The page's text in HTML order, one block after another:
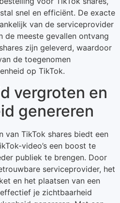
snel en efficiënt. De exacte
van de serviceprovider
de meeste gevallen ontvang
zijn geleverd, waardoor
de toegenomen
op TikTok.
vergroten en
genereren
van TikTok shares biedt een
video’s een boost te
publiek te brengen. Door
serviceprovider, het
en het plaatsen van een
je zichtbaarheid